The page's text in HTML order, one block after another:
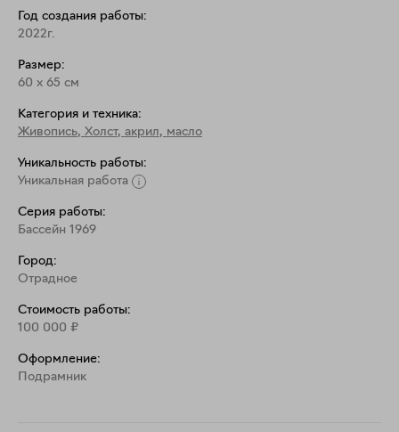
Профессиональные масляные краски на льняном
итальянском холсте высочайшего качества.
Год создания работы:
2022г.
Размер:
60 x 65 см
Категория и техника:
Живопись, Холст, акрил, масло
Уникальность работы:
Уникальная работа
Серия работы:
Бассейн 1969
Город:
Отрадное
Стоимость работы:
100 000 ₽
Оформление:
Подрамник